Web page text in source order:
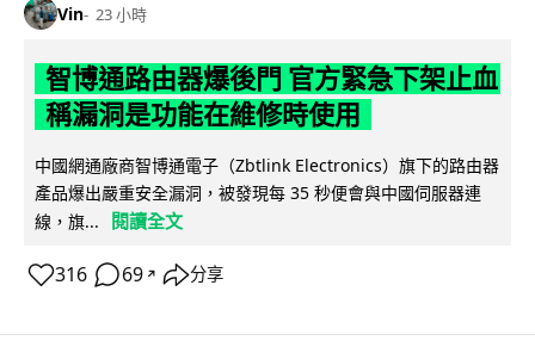
Vin 23 小時
智博通路由器爆後門 官方緊急下架止血
稱漏洞是功能在維修時使用
中國網通廠商智博通電子（Zbtlink Electronics）旗下的路由器
產品爆出嚴重安全漏洞，被發現每 35 秒便會與中國伺服器連
線，旗...
閱讀全文
316 69 ↗ 分享